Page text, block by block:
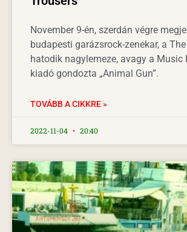
November 9-én, szerdán végre
budapesti garázsrock-zenekar, a
hatodik nagylemeze, avagy a Music
kiadó gondozta „Animal Gun”.
TOVÁBB A CIKKRE »
2022-11-04 20:40